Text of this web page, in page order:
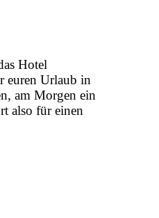
Hotel
euren Urlaub in
am Morgen ein
also für einen